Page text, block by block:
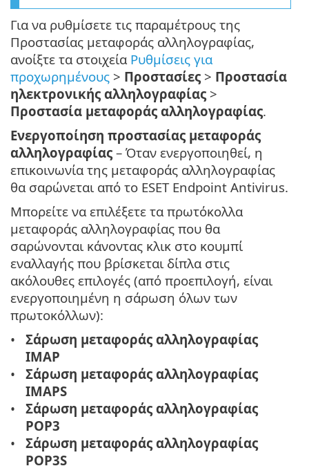
Για να ρυθμίσετε τις παραμέτρους της
Προστασίας μεταφοράς αλληλογραφίας,
ανοίξτε τα στοιχεία Ρυθμίσεις για
προχωρημένους > Προστασίες > Προστασία
ηλεκτρονικής αλληλογραφίας >
Προστασία μεταφοράς αλληλογραφίας.
Ενεργοποίηση προστασίας μεταφοράς
αλληλογραφίας – Όταν ενεργοποιηθεί, η
επικοινωνία της μεταφοράς αλληλογραφίας
θα σαρώνεται από το ESET Endpoint Antivirus.
Μπορείτε να επιλέξετε τα πρωτόκολλα
μεταφοράς αλληλογραφίας που θα
σαρώνονται κάνοντας κλικ στο κουμπί
εναλλαγής που βρίσκεται δίπλα στις
ακόλουθες επιλογές (από προεπιλογή, είναι
ενεργοποιημένη η σάρωση όλων των
πρωτοκόλλων):
Σάρωση μεταφοράς αλληλογραφίας
IMAP
Σάρωση μεταφοράς αλληλογραφίας
IMAPS
Σάρωση μεταφοράς αλληλογραφίας
POP3
Σάρωση μεταφοράς αλληλογραφίας
POP3S